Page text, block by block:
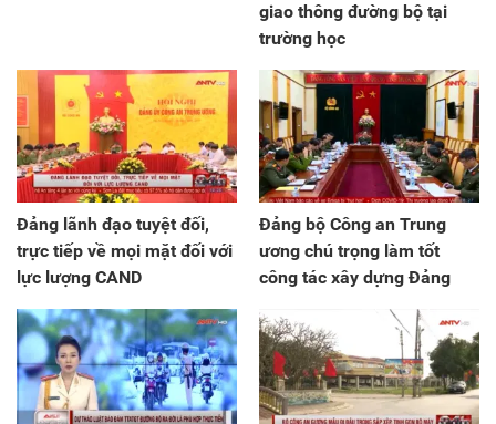
giao thông đường bộ tại
trường học
Đảng lãnh đạo tuyệt đối,
trực tiếp về mọi mặt đối với
lực lượng CAND
Đảng bộ Công an Trung
ương chú trọng làm tốt
công tác xây dựng Đảng